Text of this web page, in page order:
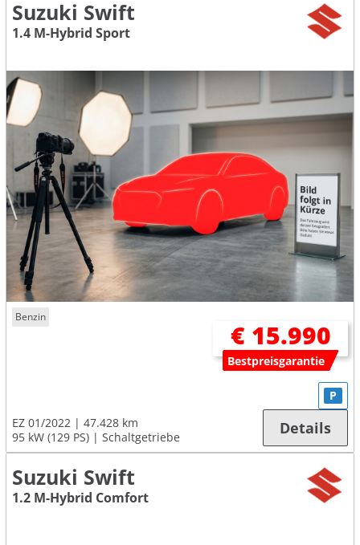
Suzuki Swift
1.4 M-Hybrid Sport
Benzin
€ 15.990
Bestpreisgarantie
EZ 01/2022
47.428 km
95 kW (129 PS)
Schaltgetriebe
P
Details
Suzuki Swift
1.2 M-Hybrid Comfort